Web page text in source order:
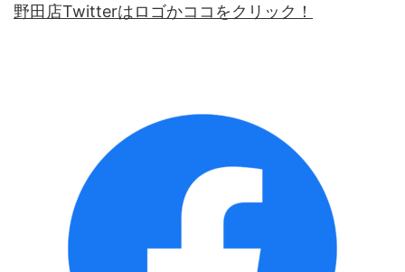
野田店Twitterはロゴかココをクリック！